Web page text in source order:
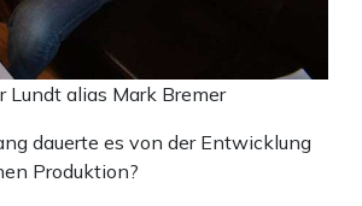
Lundt alias Mark Bremer
dauerte es von der Entwicklung
Produktion?